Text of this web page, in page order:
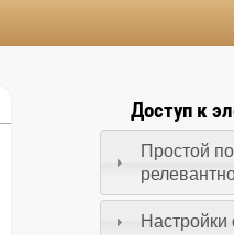
Доступ к
Простой
Настройки